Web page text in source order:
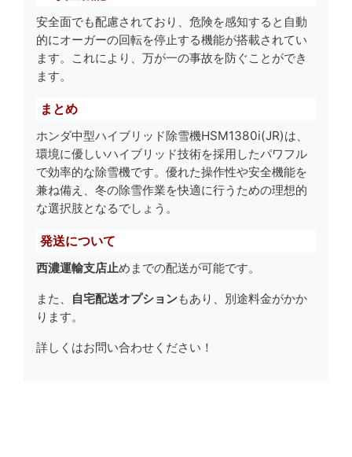
安全面でも配慮されており、危険を感知すると自動
的にオーガーの回転を停止する機能が搭載されてい
ます。これにより、万が一の事故を防ぐことができ
ます。
まとめ
ホンダ中型ハイブリッド除雪機HSM1380i(JR)は、
環境に優しいハイブリッド技術を採用したパワフル
で効率的な除雪機です。優れた操作性や安全機能を
兼ね備え、冬の除雪作業を快適に行うための理想的
な選択肢となるでしょう。
発送について
西濃運輸支店止めまでの配送が可能です。
また、 自宅配送オプションもあり、別途料金がかか
ります。
詳しくはお問い合わせください！